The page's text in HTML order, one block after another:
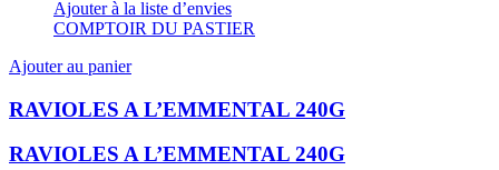
Ajouter à la liste d’envies
COMPTOIR DU PASTIER
Ajouter au panier
RAVIOLES A L’EMMENTAL 240G
RAVIOLES A L’EMMENTAL 240G